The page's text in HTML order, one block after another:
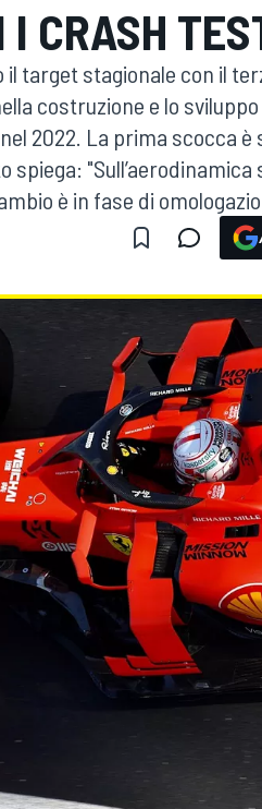
CRASH
target stagionale con il
costruzione e lo
2022. La prima scocca
spiega:
è in fase di